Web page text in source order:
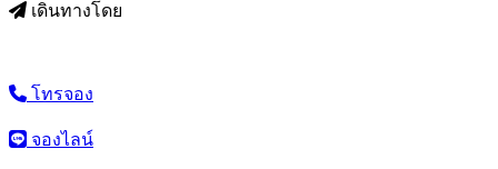
เดินทางโดย
โทรจอง
จองไลน์